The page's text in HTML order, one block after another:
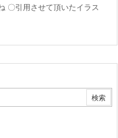
〇引用させて頂いたイラス